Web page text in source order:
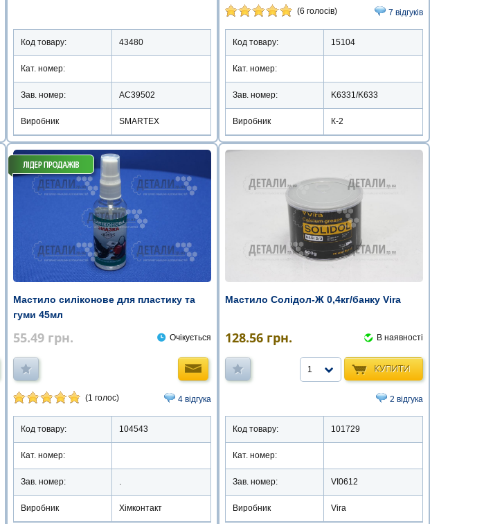
Код товару: 43480
Кат. номер:
Зав. номер: AC39502
Виробник SMARTEX
(6 голосів) 7 відгуків
Код товару: 15104
Кат. номер:
Зав. номер: K6331/K633
Виробник К-2
Мастило силіконове для пластику та
гуми 45мл
55.49 грн. Очікується
(1 голос) 4 відгука
Код товару: 104543
Кат. номер:
Зав. номер: .
Виробник Хімконтакт
Мастило Солідол-Ж 0,4кг/банку Vira
128.56 грн. В наявності
КУПИТИ
1
2 відгука
Код товару: 101729
Кат. номер:
Зав. номер: VI0612
Виробник Vira